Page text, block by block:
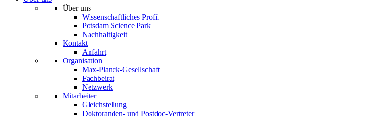
Über uns
Wissenschaftliches Profil
Potsdam Science Park
Nachhaltigkeit
Kontakt
Anfahrt
Organisation
Max-Planck-Gesellschaft
Fachbeirat
Netzwerk
Mitarbeiter
Gleichstellung
Doktoranden- und Postdoc-Vertreter